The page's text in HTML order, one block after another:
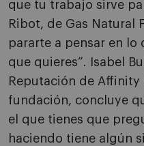
que tu trabajo sirve
Ribot, de Gas Natural
pararte a pensar en lo
que quieres”. Isabel
Reputación de Affinity
fundación, concluye
el que tienes que
haciendo tiene algún